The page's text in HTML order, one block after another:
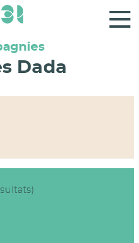
Dada